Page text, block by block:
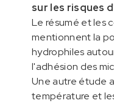
sur les risques
Le résumé et les
mentionnent la
hydrophiles
l'adhésion des
Une autre étude
température et